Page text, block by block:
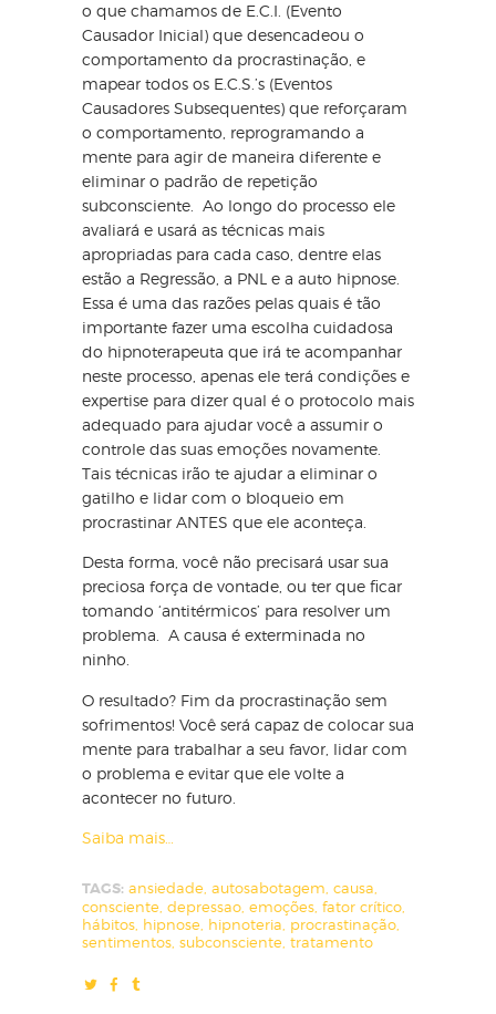
o que chamamos de E.C.I. (Evento
Causador Inicial) que desencadeou o
comportamento da procrastinação, e
mapear todos os E.C.S.’s (Eventos
Causadores Subsequentes) que reforçaram
o comportamento, reprogramando a
mente para agir de maneira diferente e
eliminar o padrão de repetição
subconsciente. Ao longo do processo ele
avaliará e usará as técnicas mais
apropriadas para cada caso, dentre elas
estão a Regressão, a PNL e a auto hipnose.
Essa é uma das razões pelas quais é tão
importante fazer uma escolha cuidadosa
do hipnoterapeuta que irá te acompanhar
neste processo, apenas ele terá condições e
expertise para dizer qual é o protocolo mais
adequado para ajudar você a assumir o
controle das suas emoções novamente.
Tais técnicas irão te ajudar a eliminar o
gatilho e lidar com o bloqueio em
procrastinar ANTES que ele aconteça.
Desta forma, você não precisará usar sua
preciosa força de vontade, ou ter que ficar
tomando ‘antitérmicos’ para resolver um
problema. A causa é exterminada no
ninho.
O resultado? Fim da procrastinação sem
sofrimentos! Você será capaz de colocar sua
mente para trabalhar a seu favor, lidar com
o problema e evitar que ele volte a
acontecer no futuro.
Saiba mais…
TAGS: ansiedade autosabotagem causa
consciente depressao emoções fator crítico
hábitos hipnose hipnoteria procrastinação
sentimentos subconsciente tratamento